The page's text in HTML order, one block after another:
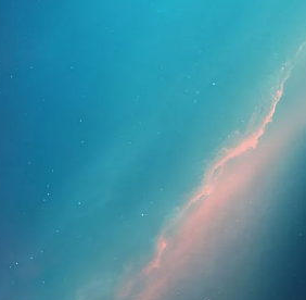
a professionals Per a pacients